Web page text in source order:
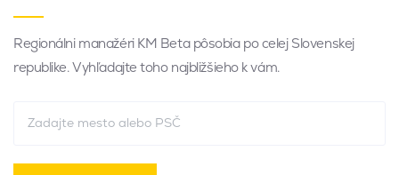
Regionálni manažéri KM Beta pôsobia po celej Slovenskej
republike. Vyhľadajte toho najbližšieho k vám.